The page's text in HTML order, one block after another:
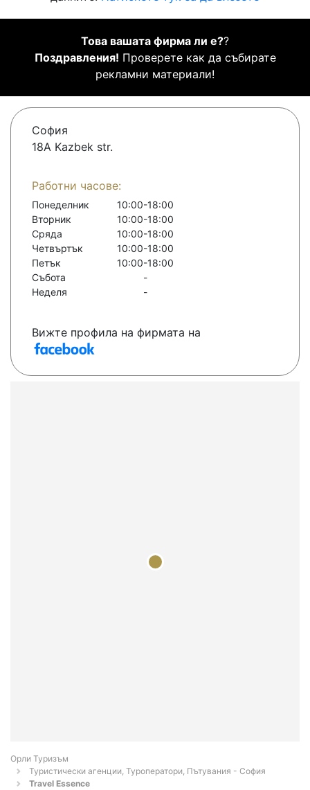
Това вашата фирма ли е??
Поздравления! Проверете как да събирате
рекламни материали!
София
18А Kazbek str.
Работни часове:
Понеделник
10:00-18:00
Вторник
10:00-18:00
Сряда
10:00-18:00
Четвъртък
10:00-18:00
Петък
10:00-18:00
Събота
-
Неделя
-
Вижте профила на фирмата на
Орли Туризъм
Туристически агенции, Туроператори, Пътувания - София
Travel Essence